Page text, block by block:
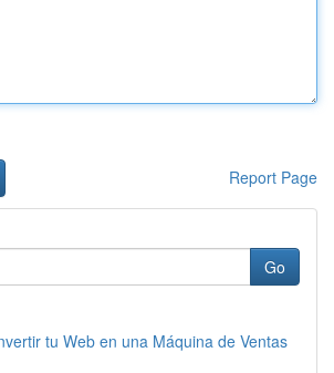
Report Page
Go
tu Web en una Máquina de Ventas